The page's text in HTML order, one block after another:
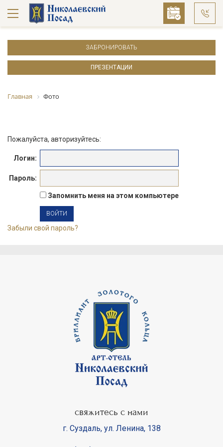
ЗАБРОНИРОВАТЬ
ПРЕЗЕНТАЦИИ
Главная Фото
Пожалуйста, авторизуйтесь:
Логин:
Пароль:
Запомнить меня на этом компьютере
Забыли свой пароль?
свяжитесь с нами
г. Суздаль, ул. Ленина, 138